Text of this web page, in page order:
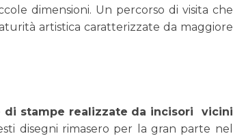
dimensioni. Un percorso di visita che
artistica caratterizzate da maggiore
di stampe realizzate da incisori vicini
disegni rimasero per la gran parte nel